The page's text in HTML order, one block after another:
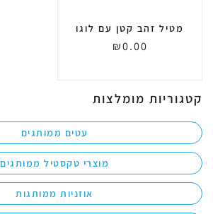
קטגוריות מומלצות
עטים ממותגים
מוצרי טקסטיל ממותגים
אוזניות ממותגות
מטיל זהב קטן עם לוגו
₪0.00